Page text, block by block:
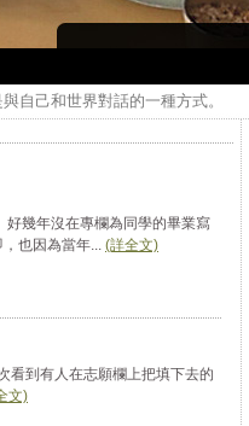
自己和世界對話的一種方式。
幾年沒在專欄為同學的畢業寫
也因為當年... (詳全文)
到有人在志願欄上把填下去的
文)